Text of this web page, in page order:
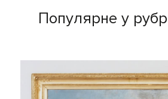
Популярне у